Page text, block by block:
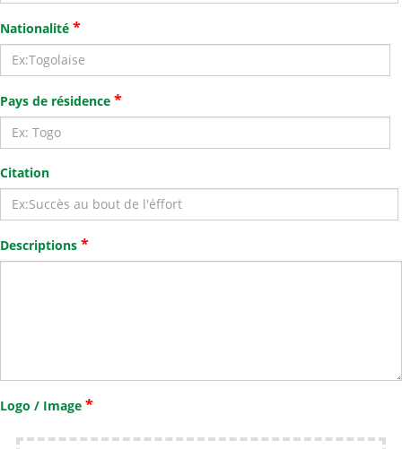
Nationalité *
Pays de résidence *
Citation
Descriptions *
Logo / Image *